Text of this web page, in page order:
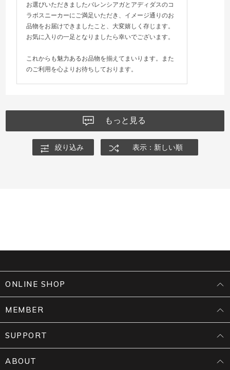
お選びいただきましたバレンシアガとアディダスのコ
ラボスニーカーにご満足いただき、イメージ通りのお
品物をお届けできましたこと、大変嬉しく存じます。
お気に入りの一足となりましたら幸いでございます。
これからも魅力あるお品物を揃えてまいります。また
のご利用を心よりお待ちしております。
もっと見る
絞り込み 表示：新しい順
ONLINE SHOP
MEMBER
SUPPORT
ABOUT